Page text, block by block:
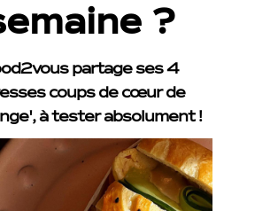
?
partage ses 4
coups de cœur de
à tester absolument !